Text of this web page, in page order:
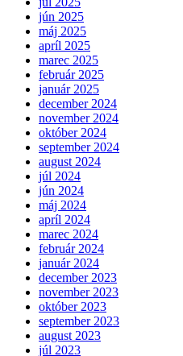
jún 2025
máj 2025
apríl 2025
marec 2025
február 2025
január 2025
december 2024
november 2024
október 2024
september 2024
august 2024
júl 2024
jún 2024
máj 2024
apríl 2024
marec 2024
február 2024
január 2024
december 2023
november 2023
október 2023
september 2023
august 2023
júl 2023